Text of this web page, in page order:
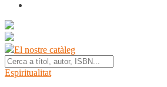
El nostre catàleg
Espiritualitat